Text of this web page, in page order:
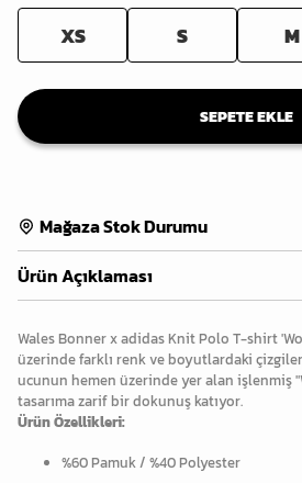
XS S M
SEPETE EKLE
Mağaza Stok Durumu
Ürün Açıklaması
Wales Bonner x adidas Knit Polo T-shirt
üzerinde farklı renk ve boyutlardaki
ucunun hemen üzerinde yer alan işlenmiş
tasarıma zarif bir dokunuş katıyor.
Ürün Özellikleri:
%60 Pamuk / %40 Polyester